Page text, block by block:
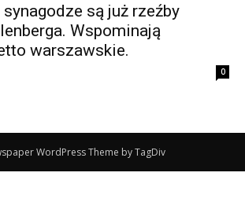
są już rzeźby
Wspominają
warszawskie.
0
WordPress Theme by TagDiv